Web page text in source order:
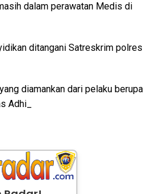
dalam perawatan Medis di
ditangani Satreskrim polres
diamankan dari pelaku berupa
Adhi_